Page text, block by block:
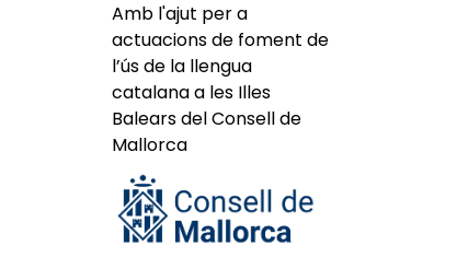
Amb l'ajut per a
actuacions de foment de
l’ús de la llengua
catalana a les Illes
Balears del Consell de
Mallorca